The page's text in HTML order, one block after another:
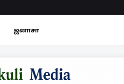
ஜனாசா